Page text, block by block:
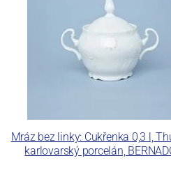
Mráz bez linky: Cukřenka 0,3 l,
karlovarský porcelán,